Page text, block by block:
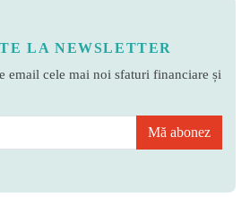
LA NEWSLETTER
email cele mai noi sfaturi financiare și
Mă abonez